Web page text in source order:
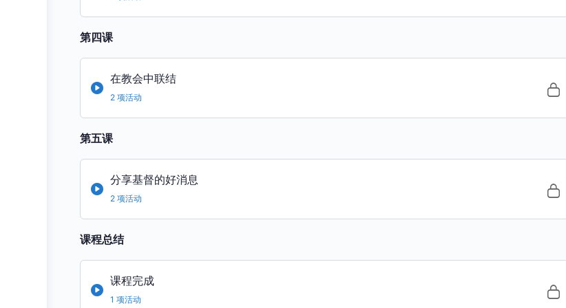
第四课
在教会中联结
2 项活动
第五课
分享基督的好消息
2 项活动
课程总结
课程完成
1 项活动